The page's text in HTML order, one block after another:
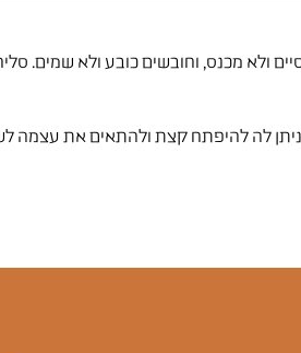
ולא מכנס, וחובשים כובע ולא שמים.
לה להיפתח קצת ולהתאים את עצמה